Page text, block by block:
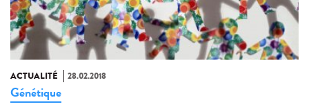
ACTUALITÉ 28.02.2018
Génétique